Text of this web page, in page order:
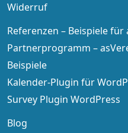
Widerruf
Referenzen – Beispiele für
Partnerprogramm –
Beispiele
Kalender-Plugin für
Survey Plugin WordPress
Blog